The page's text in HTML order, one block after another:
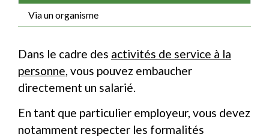
Via un organisme
Dans le cadre des activités de service à la
personne, vous pouvez embaucher
directement un salarié.
En tant que particulier employeur, vous devez
notamment respecter les formalités